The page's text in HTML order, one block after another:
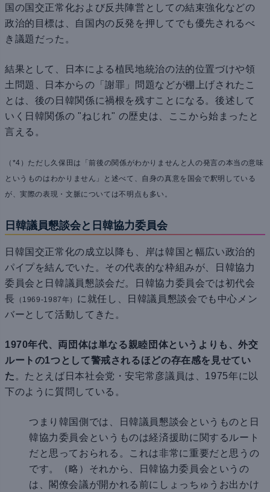
国の国交正常化および反共陣営としての結束強化などの
政治的目標は、自国内の反発を押してでも優先されるべ
き議題だった。
結果として、日本による植民地統治の法的位置づけや領
土問題、日本からの「謝罪」問題などが棚上げされたこ
とは、後の日韓関係に禍根を残すことになる。後述して
いく日韓関係の "ねじれ" の歴史は、ここから始まったと
言える。
（*4）ただし久保田は「前後の関係がわかりませんと人の発言の本当の意味
というものはわかりません」と述べて、自身の真意を国会で釈明している
が、実際の表現・文脈については不明点も多い。
日韓議員懇談会と日韓協力委員会
日韓国交正常化の成立以降も、岸は韓国と幅広い政治的
パイプを結んでいた。その代表的な枠組みが、日韓協力
委員会と日韓議員懇談会だ。日韓協力委員会では初代会
長
（1969-1987年） に就任し、日韓議員懇談会でも中心メン
バーとして活動してきた。
1970年代、両団体は単なる親睦団体というよりも、外交
ルートの1つとして警戒されるほどの存在感を見せてい
た 。たとえば日本社会党・安宅常彦議員は、1975年に以
下のように質問している。
つまり韓国側では、日韓議員懇談会というものと日
韓協力委員会というものは経済援助に関するルート
だと思っておられる。これは非常に重要だと思うの
です。（略）それから、日韓協力委員会というの
は、閣僚会議が開かれる前にしょっちゅうお出かけ